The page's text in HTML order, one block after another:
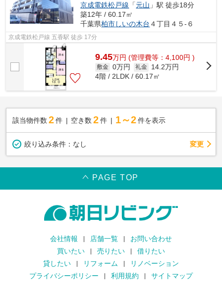
京成電鉄松戸線 「元山 」駅 徒歩18分
築12年 / 60.17㎡
千葉県柏市しいの木台 ４丁目４５-６
京成電鉄松戸線 五香駅 徒歩 17分
9.45万円 (管理費等：4,100円 )
敷金 0万円 礼金
14.2万円
4階 / 2LDK / 60.17㎡
該当物件数 2件 空き数 2 件 1～2 件を表示
絞り込み条件： なし 変更
PAGE TOP
会社情報 店舗一覧
お問い合わせ
買いたい
売りたい
借りたい
貸したい
リフォーム
リノベーション
プライバシーポリシー
利用規約 サイトマップ